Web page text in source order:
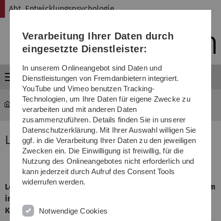
Direkt
Direkt
Direkt
(Sprache,
Drucken,
Media)
Direkt
Direkt
Abt. Entwicklungspsychologie
Menü
Abt. Entwicklungspsychologie Forschung
Lehrveranstaltungen
Lehrveranstaltung
im WS 2015/16 /
Kürzel
Verarbeitung Ihrer Daten durch
eingesetzte Dienstleister:
In unserem Onlineangebot sind Daten und
Dienstleistungen von Fremdanbietern integriert.
YouTube und Vimeo benutzen Tracking-
Technologien, um Ihre Daten für eigene Zwecke zu
verarbeiten und mit anderen Daten
zusammenzuführen. Details finden Sie in unserer
Datenschutzerklärung. Mit Ihrer Auswahl willigen Sie
ggf. in die Verarbeitung Ihrer Daten zu den jeweiligen
Zwecken ein. Die Einwilligung ist freiwillig, für die
Nutzung des Onlineangebotes nicht erforderlich und
kann jederzeit durch Aufruf des Consent Tools
widerrufen werden.
Notwendige Cookies